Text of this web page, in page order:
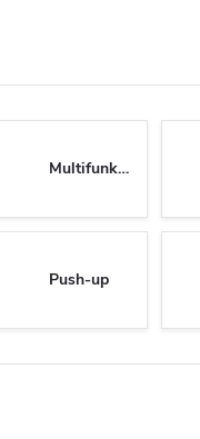
Multifunkčné
Push-up